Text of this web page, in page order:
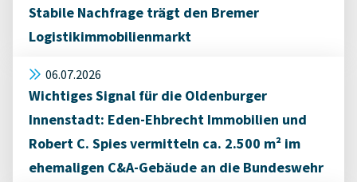
Stabile Nachfrage trägt den Bremer
Logistikimmobilienmarkt
06.07.2026
Wichtiges Signal für die Oldenburger
Innenstadt: Eden-Ehbrecht Immobilien und
Robert C. Spies vermitteln ca. 2.500 m² im
ehemaligen C&A-Gebäude an die Bundeswehr